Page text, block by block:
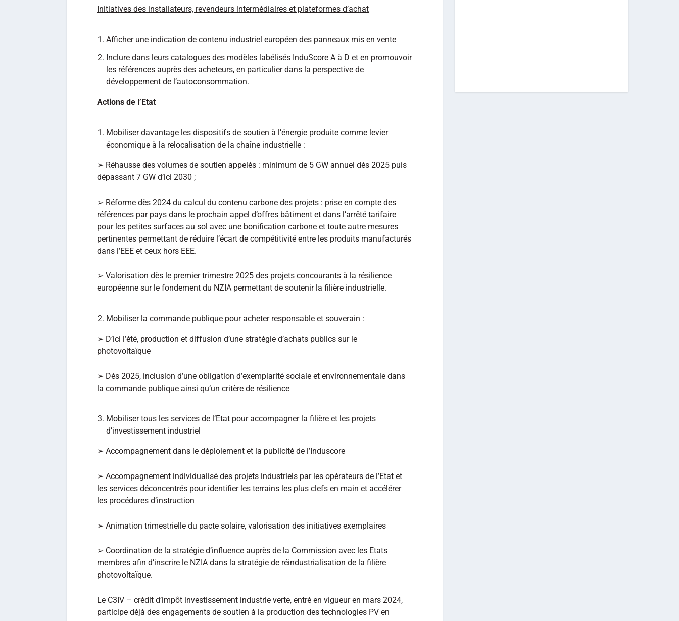
Initiatives des installateurs, revendeurs intermédiaires et plateformes d’achat
Afficher une indication de contenu industriel européen des panneaux mis en vente
Inclure dans leurs catalogues des modèles labélisés InduScore A à D et en promouvoir
les références auprès des acheteurs, en particulier dans la perspective de
développement de l’autoconsommation.
Actions de l’Etat
Mobiliser davantage les dispositifs de soutien à l’énergie produite comme levier
économique à la relocalisation de la chaîne industrielle :
➢ Réhausse des volumes de soutien appelés : minimum de 5 GW annuel dès 2025 puis
dépassant 7 GW d’ici 2030 ;
➢ Réforme dès 2024 du calcul du contenu carbone des projets : prise en compte des
références par pays dans le prochain appel d’offres bâtiment et dans l’arrêté tarifaire
pour les petites surfaces au sol avec une bonification carbone et toute autre mesures
pertinentes permettant de réduire l’écart de compétitivité entre les produits manufacturés
dans l’EEE et ceux hors EEE.
➢ Valorisation dès le premier trimestre 2025 des projets concourants à la résilience
européenne sur le fondement du NZIA permettant de soutenir la filière industrielle.
Mobiliser la commande publique pour acheter responsable et souverain :
➢ D’ici l’été, production et diffusion d’une stratégie d’achats publics sur le
photovoltaïque
➢ Dès 2025, inclusion d’une obligation d’exemplarité sociale et environnementale dans
la commande publique ainsi qu’un critère de résilience
Mobiliser tous les services de l’Etat pour accompagner la filière et les projets
d’investissement industriel
➢ Accompagnement dans le déploiement et la publicité de l’Induscore
➢ Accompagnement individualisé des projets industriels par les opérateurs de l’Etat et
les services déconcentrés pour identifier les terrains les plus clefs en main et accélérer
les procédures d’instruction
➢ Animation trimestrielle du pacte solaire, valorisation des initiatives exemplaires
➢ Coordination de la stratégie d’influence auprès de la Commission avec les Etats
membres afin d’inscrire le NZIA dans la stratégie de réindustrialisation de la filière
photovoltaïque.
Le C3IV – crédit d’impôt investissement industrie verte, entré en vigueur en mars 2024,
participe déjà des engagements de soutien à la production des technologies PV en